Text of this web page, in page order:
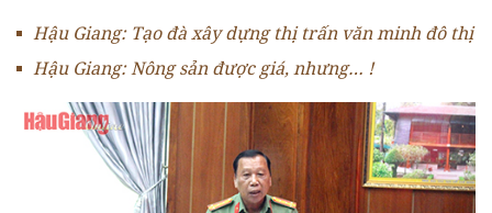
Hậu Giang: Tạo đà xây dựng thị trấn văn minh đô thị
Hậu Giang: Nông sản được giá, nhưng… !